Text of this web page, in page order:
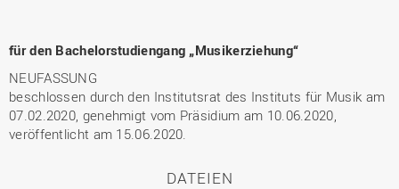
für den Bachelorstudiengang „Musikerziehung“
NEUFASSUNG
beschlossen durch den Institutsrat des Instituts für Musik am
07.02.2020, genehmigt vom Präsidium am 10.06.2020,
veröffentlicht am 15.06.2020.
DATEIEN